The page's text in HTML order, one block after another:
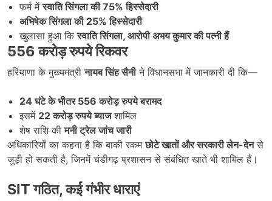
फर्म मेंस्वाति सिंगला की 75% हिस्सेदारी
अभिषेक सिंगला की 25% हिस्सेदारी
खुलासा हुआ किस्वाति सिंगला, आरोपी अभय कुमार की पत्नी हैं
556 करोड़ रुपये रिकवर
हरियाणा के मुख्यमंत्रीनायब सिंह सैनीने विधानसभा में जानकारी दी कि—
24 घंटे के भीतर 556 करोड़ रुपये बरामद
इसमें 22 करोड़ रुपये ब्याजशामिल
शेष राशि कीमनी ट्रेल जांच जारी
अधिकारियों का कहना है कि बाकी रकमछोटे खातों और सरकारी लेन-देनसे
जुड़ी हो सकती है, जिनमें चंडीगढ़ प्रशासन से संबंधित खाते भी शामिल हैं।
SIT गठित, कई गंभीर धाराएं